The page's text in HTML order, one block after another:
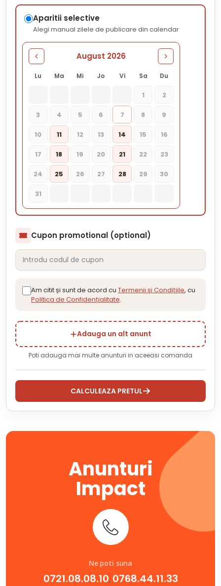
Anunturi
Impact
Ne poti suna
0721.08.08.10, 0768.44.11.33
Aparitii selective
Alegi manual zilele de publicare din calendar
August 2026
Lu Ma Mi Jo Vi Sa Du
1 2
3 4 5 6 7 8 9
10 11 12 13 14 15 16
17 18 19 20 21 22 23
24 25 26 27 28 29 30
31
Cupon promotional (optional)
Am citit și sunt de acord cu Termenii și Condițiile, cu
Politica de Confidențialitate.
Adauga un alt anunt
Poti adauga mai multe anunturi in aceeasi comanda
CALCULEAZA PRETUL